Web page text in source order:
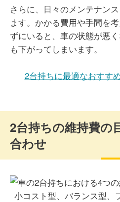
さらに、日々のメンテナン
ます。かかる費用や手間を
ずにいると、車の状態が悪
も下がってしまいます。
2台持ちに最適なおすす
2台持ちの維持費の
合わせ